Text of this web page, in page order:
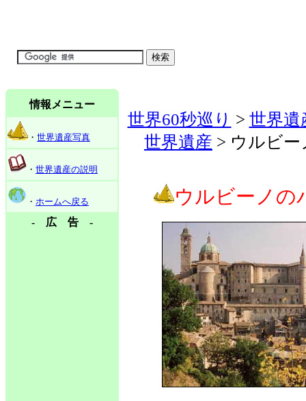
情報メニュー
・ 世界遺産写真
・ 世界遺産の説明
・ ホームへ戻る
- 広 告 -
世界60秒巡り > 世界遺
世界遺産 > ウルビ
ウルビーノの